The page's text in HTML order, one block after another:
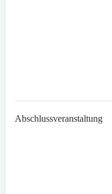
Abschlussveranstaltung